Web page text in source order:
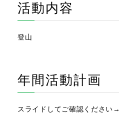
活動内容
登山
年間活動計画
スライドしてご確認ください→